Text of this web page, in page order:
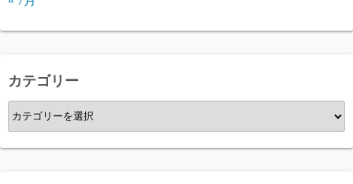
カテゴリー
カ
テ
ゴ